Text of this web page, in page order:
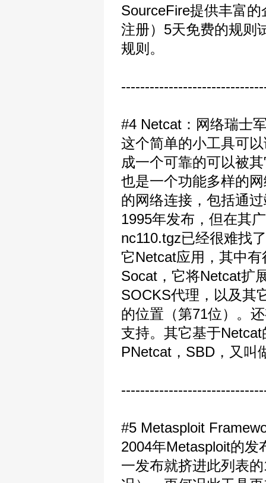
SourceFire提供丰富
注册）5天免费的规则
规则。
#4 Netcat：网络瑞士
这个简单的小工具可
成一个可靠的可以被
也是一个功能多样的
的网络连接，包括通
1995年发布，但在其
nc110.tgz已经很难找
它Netcat应用，其中
Socat，它将Netcat扩
SOCKS代理，以及其
的位置（第71位）。
支持。其它基于
PNetcat，SBD，又叫
#5 Metasploit
2004年Metasploit的
一发布就挤进此列表